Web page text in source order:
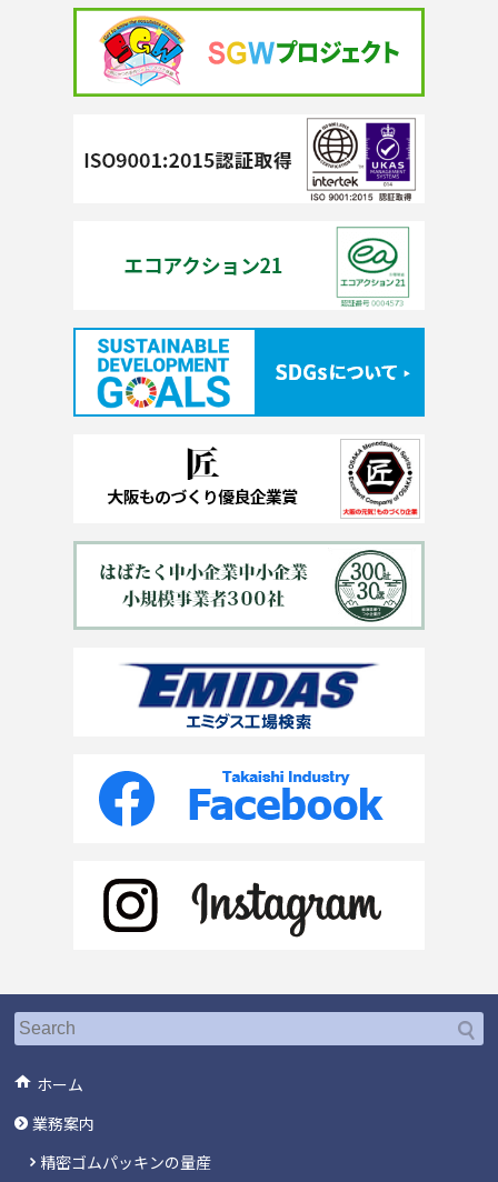
ホーム
業務案内
精密ゴムパッキンの量産